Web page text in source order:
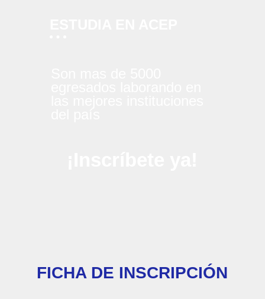
FICHA DE INSCRIPCIÓN